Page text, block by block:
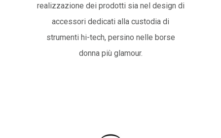
realizzazione dei prodotti sia nel design di
accessori dedicati alla custodia di
strumenti hi-tech, persino nelle borse
donna più glamour.